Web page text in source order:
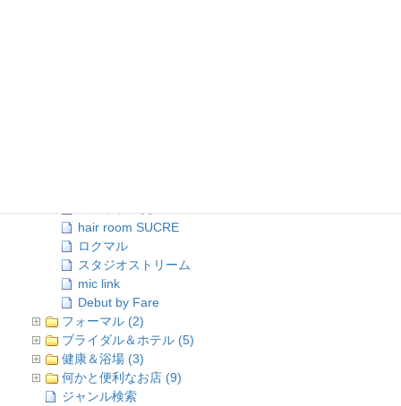
hair room SUCRE
ロクマル
スタジオストリーム
mic link
Debut by Fare
フォーマル (2)
ブライダル＆ホテル (5)
健康＆浴場 (3)
何かと便利なお店 (9)
ジャンル検索